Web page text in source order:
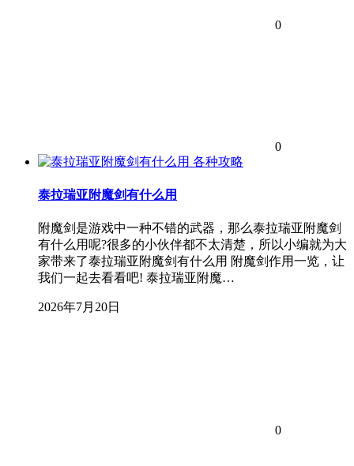
0
0
各种攻略
泰拉瑞亚附魔剑有什么用
附魔剑是游戏中一种不错的武器，那么泰拉瑞亚附魔剑
有什么用呢?很多的小伙伴都不太清楚，所以小编就为大
家带来了泰拉瑞亚附魔剑有什么用 附魔剑作用一览，让
我们一起去看看吧! 泰拉瑞亚附魔…
2026年7月20日
0